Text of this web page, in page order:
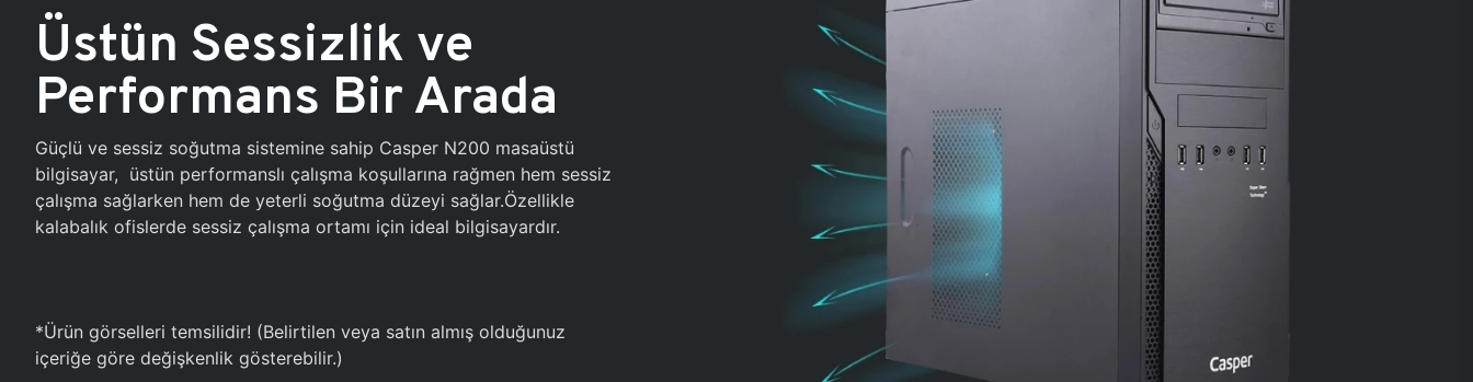
Üstün Sessizlik ve
Performans Bir Arada
Güçlü ve sessiz soğutma sistemine sahip Casper N200 masaüstü
bilgisayar, üstün performanslı çalışma koşullarına rağmen hem sessiz
çalışma sağlarken hem de yeterli soğutma düzeyi sağlar.Özellikle
kalabalık ofislerde sessiz çalışma ortamı için ideal bilgisayardır.
*Ürün görselleri temsilidir! (Belirtilen veya satın almış olduğunuz
içeriğe göre değişkenlik gösterebilir.)